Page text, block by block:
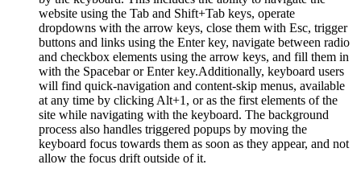
website using the Tab and Shift+Tab keys, operate
dropdowns with the arrow keys, close them with Esc, trigger
buttons and links using the Enter key, navigate between radio
and checkbox elements using the arrow keys, and fill them in
with the Spacebar or Enter key.Additionally, keyboard users
will find quick-navigation and content-skip menus, available
at any time by clicking Alt+1, or as the first elements of the
site while navigating with the keyboard. The background
process also handles triggered popups by moving the
keyboard focus towards them as soon as they appear, and not
allow the focus drift outside of it.